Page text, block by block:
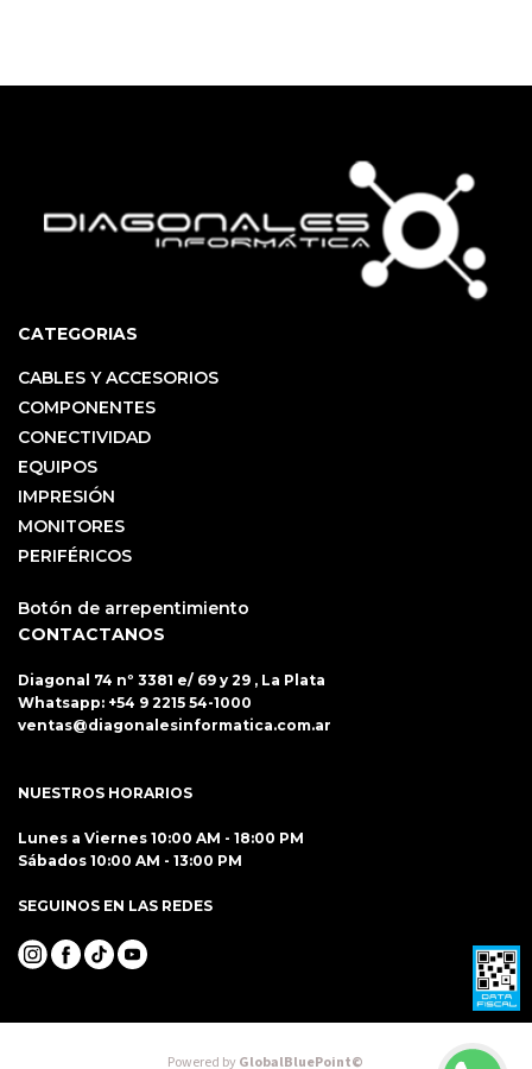
CATEGORIAS
CABLES Y ACCESORIOS
COMPONENTES
CONECTIVIDAD
EQUIPOS
IMPRESIÓN
MONITORES
PERIFÉRICOS
Botón de arrepentimiento
CONTACTANOS
Diagonal 74 nº 3381 e/ 69 y 29 , La Plata
Whatsapp: +54 9 2215 54-1000
ventas@diagonalesinformatica.com.ar
NUESTROS HORARIOS
Lunes a Viernes 10:00 AM - 18:00 PM
Sábados 10:00 AM - 13:00 PM
SEGUINOS EN LAS REDES
Powered byGlobalBluePoint©